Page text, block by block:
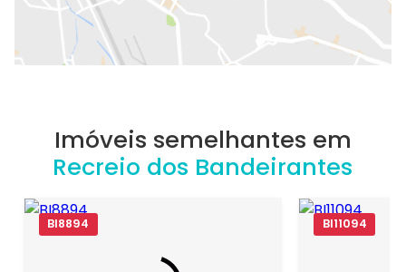
Imóveis semelhantes em
Recreio dos Bandeirantes
BI8894 BI11094